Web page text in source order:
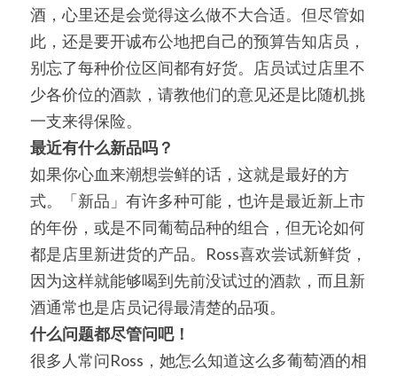
酒，心里还是会觉得这么做不大合适。但尽管如
此，还是要开诚布公地把自己的预算告知店员，
别忘了每种价位区间都有好货。店员试过店里不
少各价位的酒款，请教他们的意见还是比随机挑
一支来得保险。
最近有什么新品吗？
如果你心血来潮想尝鲜的话，这就是最好的方
式。「新品」有许多种可能，也许是最近新上市
的年份，或是不同葡萄品种的组合，但无论如何
都是店里新进货的产品。Ross喜欢尝试新鲜货，
因为这样就能够喝到先前没试过的酒款，而且新
酒通常也是店员记得最清楚的品项。
什么问题都尽管问吧！
很多人常问Ross，她怎么知道这么多葡萄酒的相